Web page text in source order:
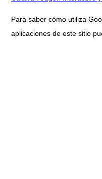
Para saber cómo utiliza
aplicaciones de este sitio